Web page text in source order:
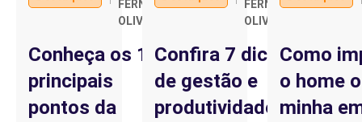
FERNANDO
OLIVEIRA
Conheça os 10
principais
pontos da
FERNANDO
OLIVEIRA
Confira 7 dicas
de gestão e
produtividade
Como
o home
minha